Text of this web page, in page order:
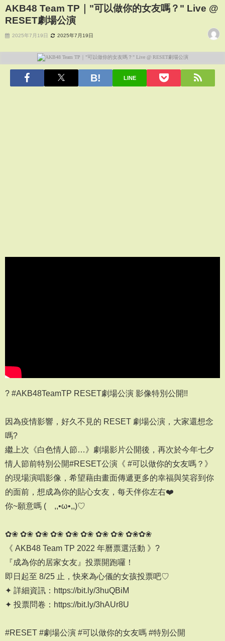
AKB48 Team TP｜"可以做你的女友嗎？" Live @
RESET劇場公演
2025年7月19日 2025年7月19日
LINE
? #AKB48TeamTP RESET劇場公演 影像特別公開!!
因為疫情影響，好久不見的 RESET 劇場公演，大家還想念
嗎?
繼上次《白色情人節…》劇場影片公開後，再次於今年七夕
情人節前特別公開#RESET公演《 #可以做你的女友嗎？》
的現場演唱影像，希望藉由畫面傳遞更多的幸福與笑容到你
的面前，想成為你的貼心女友，每天伴你左右❤️
你~願意嗎 (´,,•ω•,,)♡
✿❀ ✿❀ ✿❀ ✿❀ ✿❀ ✿❀ ✿❀ ✿❀ ✿❀✿❀
《 AKB48 Team TP 2022 年曆票選活動 》?
『成為你的居家女友』投票開跑囉！
即日起至 8/25 止，快來為心儀的女孩投票吧♡
✦ 詳細資訊：https://bit.ly/3huQBiM
✦ 投票問卷：https://bit.ly/3hAUr8U
#RESET #劇場公演 #可以做你的女友嗎 #特別公開